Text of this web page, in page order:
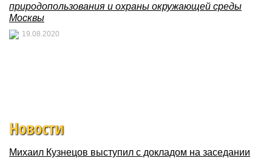
природопользования и охраны окружающей среды
Москвы
19.08.2020
Новости
Михаил Кузнецов выступил с докладом на заседании